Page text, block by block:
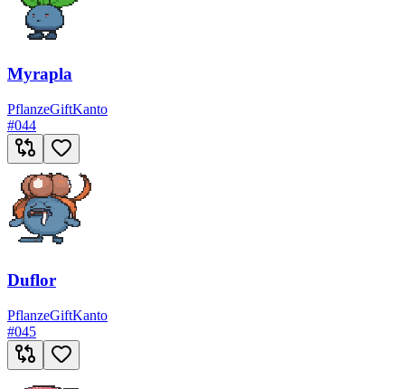
Myrapla
PflanzeGiftKanto
#044
Duflor
PflanzeGiftKanto
#045